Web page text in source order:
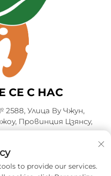
СЕ С НАС
2588, Улица Ву Чжун,
Провинция Цзянсу,
to provide our services.